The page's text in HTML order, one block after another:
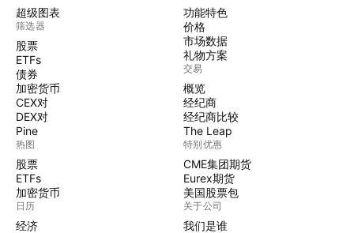
超级图表
筛选器
股票
ETFs
债券
加密货币
CEX对
DEX对
Pine
热图
股票
ETFs
加密货币
日历
经济
功能特色
价格
市场数据
礼物方案
交易
概览
经纪商
经纪商比较
The Leap
特别优惠
CME集团期货
Eurex期货
美国股票包
关于公司
我们是谁